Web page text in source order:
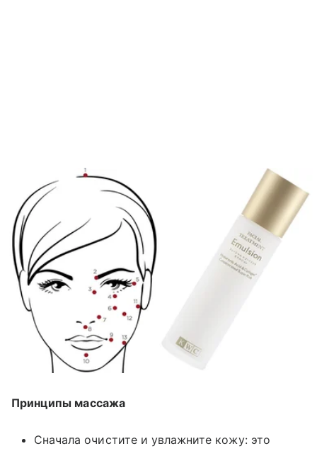
Принципы массажа
Сначала очистите и увлажните кожу: это